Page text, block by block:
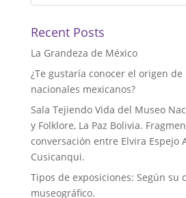
Recent Posts
La Grandeza de México
¿Te gustaría conocer el origen de
nacionales mexicanos?
Sala Tejiendo Vida del Museo
y Folklore, La Paz Bolivia.
conversación entre Elvira Espejo
Cusicanqui.
Tipos de exposiciones: Según su
museográfico.